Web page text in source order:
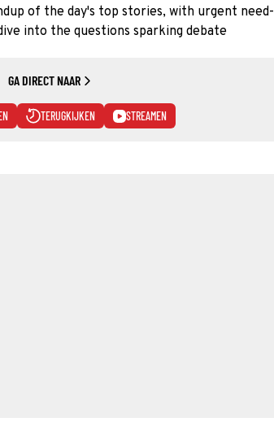
of the day's top stories, with urgent need-
into the questions sparking debate
GA DIRECT NAAR
TERUGKIJKEN STREAMEN